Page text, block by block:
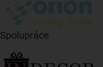
Spolupráce